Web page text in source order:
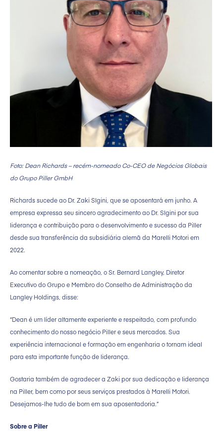
Foto: Dean Richards – recém-nomeado Co-CEO de Negócios Globais
do Grupo Piller GmbH
Richards sucede ao Dr. Zaki Slgini, que se aposentará em junho. A
empresa expressa seu sincero agradecimento ao Dr. Slgini por sua
liderança e contribuição para o desenvolvimento e sucesso da Piller
desde sua transferência da subsidiária alemã da Marelli Motori em
2022.
Ao comentar sobre a nomeação, o Sr. Bernard Langley, Diretor
Executivo do Grupo e Membro do Conselho de Administração da
Langley Holdings, disse:
“Dean é um líder altamente experiente e respeitado, com profundo
conhecimento do nosso negócio Piller e seus mercados. Sua
experiência internacional e formação em engenharia o tornam ideal
para esta importante função de liderança.
Gostaria também de agradecer a Zaki por sua dedicação e liderança
na Piller, bem como por seus serviços prestados à Marelli Motori.
Desejamos-lhe tudo de bom em sua aposentadoria.”
Sobre a Piller